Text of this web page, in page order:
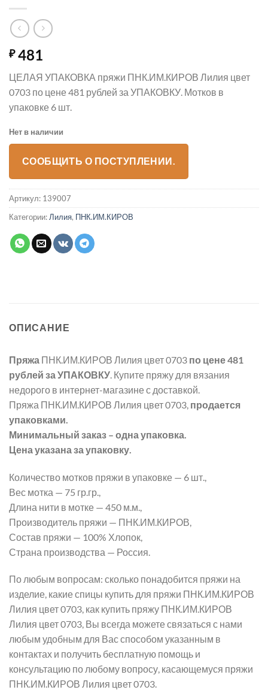
₽481
ЦЕЛАЯ УПАКОВКА пряжи ПНК.ИМ.КИРОВ Лилия цвет
0703 по цене 481 рублей за УПАКОВКУ. Мотков в
упаковке 6 шт.
Нет в наличии
СООБЩИТЬ О ПОСТУПЛЕНИИ.
Артикул: 139007
Категории: Лилия, ПНК.ИМ.КИРОВ
ОПИСАНИЕ
Пряжа ПНК.ИМ.КИРОВ Лилия цвет 0703 по цене 481
рублей за УПАКОВКУ. Купите пряжу для вязания
недорого в интернет-магазине с доставкой.
Пряжа ПНК.ИМ.КИРОВ Лилия цвет 0703, продается
упаковками.
Минимальный заказ – одна упаковка.
Цена указана за упаковку.
Количество мотков пряжи в упаковке — 6 шт.,
Вес мотка — 75 гр.гр.,
Длина нити в мотке — 450 м.м.,
Производитель пряжи — ПНК.ИМ.КИРОВ,
Состав пряжи — 100% Хлопок,
Страна производства — Россия.
По любым вопросам: сколько понадобится пряжи на
изделие, какие спицы купить для пряжи ПНК.ИМ.КИРОВ
Лилия цвет 0703, как купить пряжу ПНК.ИМ.КИРОВ
Лилия цвет 0703, Вы всегда можете связаться с нами
любым удобным для Вас способом указанным в
контактах и получить бесплатную помощь и
консультацию по любому вопросу, касающемуся пряжи
ПНК.ИМ.КИРОВ Лилия цвет 0703.